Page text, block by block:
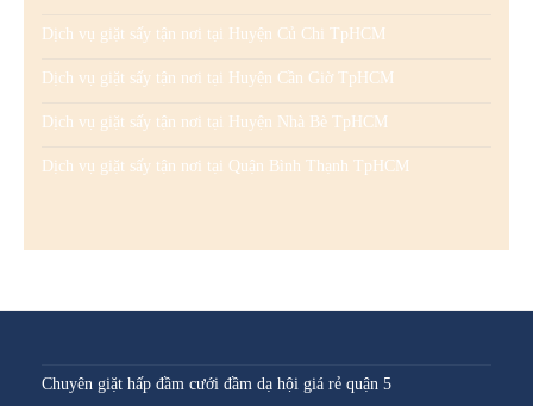
Dịch vụ giặt sấy tận nơi tại Huyện Củ Chi TpHCM
Dịch vụ giặt sấy tận nơi tại Huyện Cần Giờ TpHCM
Dịch vụ giặt sấy tận nơi tại Huyện Nhà Bè TpHCM
Dịch vụ giặt sấy tận nơi tại Quận Bình Thạnh TpHCM
Chuyên giặt hấp đầm cưới đầm dạ hội giá rẻ quận 5